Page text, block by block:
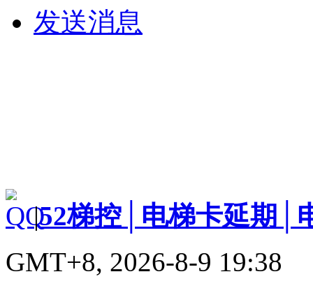
发送消息
|52梯控│电梯卡延期│
GMT+8, 2026-8-9 19:38